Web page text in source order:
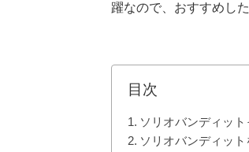
躍なので、おすすめし
目次
ソリオバンディット
ソリオバンディッ